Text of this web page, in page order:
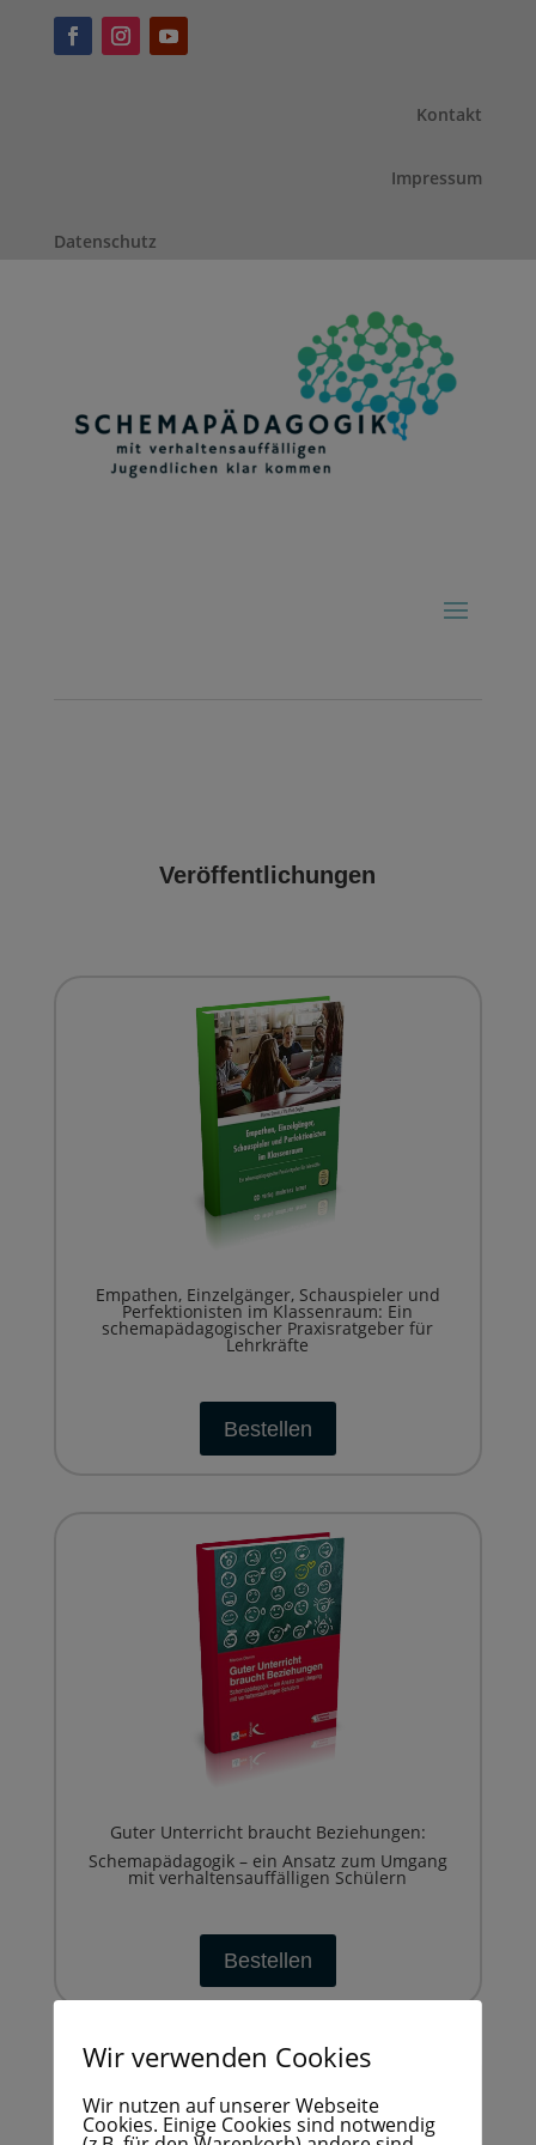
Kontakt
Impressum
Datenschutz
Veröffentlichungen
Empathen, Einzelgänger, Schauspieler und
Perfektionisten im Klassenraum: Ein
schemapädagogischer Praxisratgeber für
Lehrkräfte
Bestellen
Guter Unterricht braucht Beziehungen:
Schemapädagogik – ein Ansatz zum Umgang
mit verhaltensauffälligen Schülern
Bestellen
Wir verwenden Cookies
Wir nutzen auf unserer Webseite
Cookies. Einige Cookies sind notwendig